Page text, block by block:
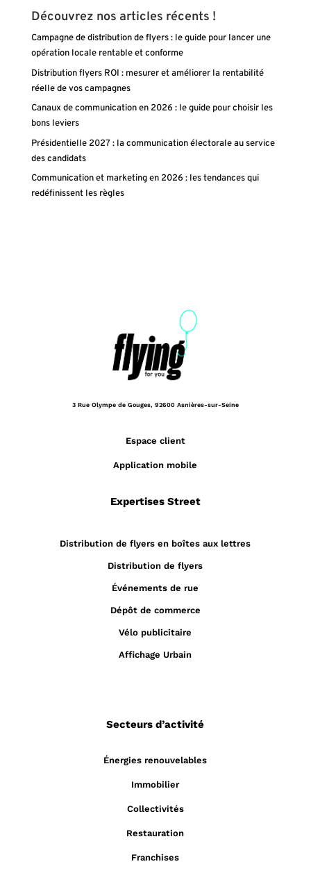
Découvrez nos articles récents !
Campagne de distribution de flyers : le guide pour lancer une
opération locale rentable et conforme
Distribution flyers ROI : mesurer et améliorer la rentabilité
réelle de vos campagnes
Canaux de communication en 2026 : le guide pour choisir les
bons leviers
Présidentielle 2027 : la communication électorale au service
des candidats
Communication et marketing en 2026 : les tendances qui
redéfinissent les règles
3 Rue Olympe de Gouges, 92600 Asnières-sur-Seine
Espace client
Application mobile
Expertises Street
Distribution de flyers en boîtes aux lettres
Distribution de flyers
Événements de rue
Dépôt de commerce
Vélo publicitaire
Affichage Urbain
Secteurs d’activité
Énergies renouvelables
Immobilier
Collectivités
Restauration
Franchises